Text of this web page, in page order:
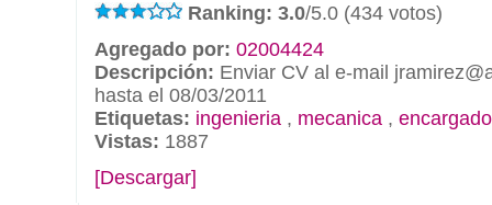
Ranking: 3.0/5.0 (434 votos)
Agregado por: 02004424
Descripción: Enviar CV al e-mail
hasta el 08/03/2011
Etiquetas: ingenieria , mecanica , encargado
Vistas: 1887
[Descargar]